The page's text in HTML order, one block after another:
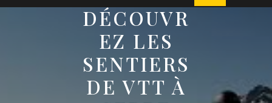
ButtonDÉCOUVR
EZ LES
SENTIERS
DE VTT À